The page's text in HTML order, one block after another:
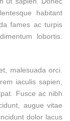
habitant
fames ac turpis
lobortis.
malesuada orci.
iaculis sapien,
Fusce ac nibh
augue vitae
dolor lacus